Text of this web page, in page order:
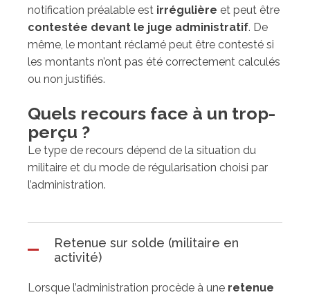
notification préalable est irrégulière et peut être
contestée devant le juge administratif. De
même, le montant réclamé peut être contesté si
les montants n’ont pas été correctement calculés
ou non justifiés.
Quels recours face à un trop-
perçu ?
Le type de recours dépend de la situation du
militaire et du mode de régularisation choisi par
l’administration.
Retenue sur solde (militaire en
activité)
Lorsque l’administration procède à une retenue